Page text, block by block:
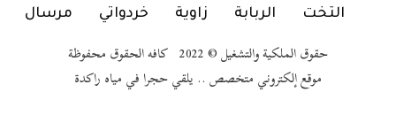
التخت الربابة زاوية خردواتي مرسال
حقوق الملكية والتشغيل © 2022 كافه الحقوق محفوظة
موقع إلكتروني متخصص .. يلقي حجرا في مياه راكدة